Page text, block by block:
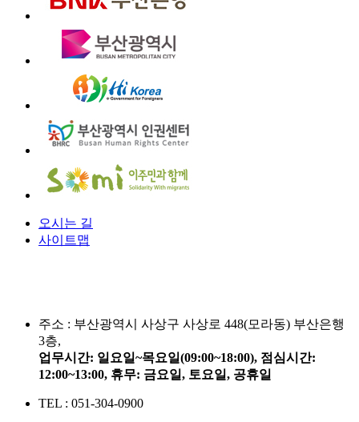
오시는 길
사이트맵
주소 : 부산광역시 사상구 사상로 448(모라동) 부산은행
3층,
업무시간: 일요일~목요일(09:00~18:00), 점심시간:
12:00~13:00, 휴무: 금요일, 토요일, 공휴일
TEL : 051-304-0900